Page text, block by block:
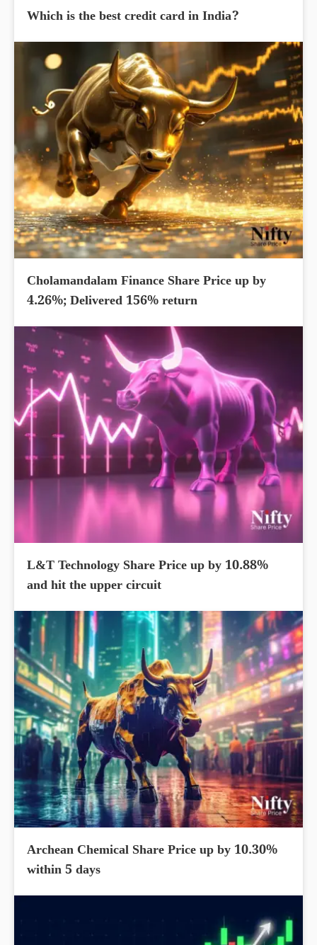
Which is the best credit card in India?
Cholamandalam Finance Share Price up by
4.26%; Delivered 156% return
L&T Technology Share Price up by 10.88%
and hit the upper circuit
Archean Chemical Share Price up by 10.30%
within 5 days